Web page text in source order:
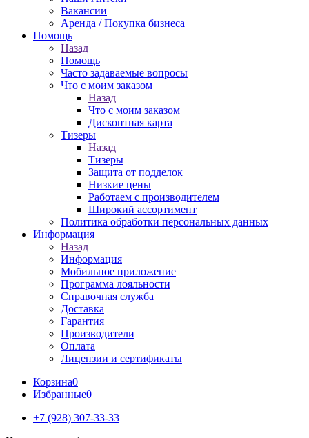
Вакансии
Аренда / Покупка бизнеса
Помощь
Назад
Помощь
Часто задаваемые вопросы
Что с моим заказом
Назад
Что с моим заказом
Дисконтная карта
Тизеры
Назад
Тизеры
Защита от подделок
Низкие цены
Работаем с производителем
Широкий ассортимент
Политика обработки персональных данных
Информация
Назад
Информация
Мобильное приложение
Программа лояльности
Справочная служба
Доставка
Гарантия
Производители
Оплата
Лицензии и сертификаты
Корзина0
Избранные0
+7 (928) 307-33-33